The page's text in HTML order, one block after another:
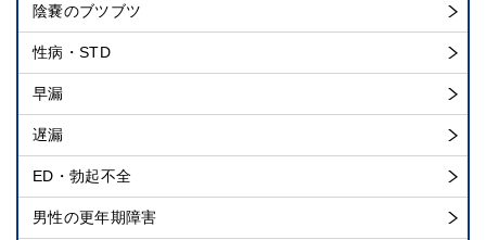
陰嚢のブツブツ
性病・STD
早漏
遅漏
ED・勃起不全
男性の更年期障害